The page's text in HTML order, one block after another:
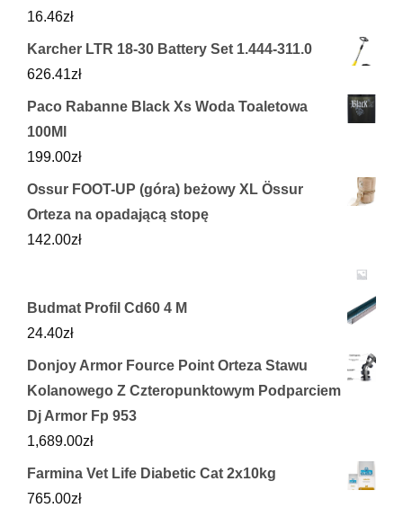
16.46zł
Karcher LTR 18-30 Battery Set 1.444-311.0
626.41zł
Paco Rabanne Black Xs Woda Toaletowa
100Ml
199.00zł
Ossur FOOT-UP (góra) beżowy XL Össur
Orteza na opadającą stopę
142.00zł
Budmat Profil Cd60 4 M
24.40zł
Donjoy Armor Fource Point Orteza Stawu
Kolanowego Z Czteropunktowym Podparciem
Dj Armor Fp 953
1,689.00zł
Farmina Vet Life Diabetic Cat 2x10kg
765.00zł